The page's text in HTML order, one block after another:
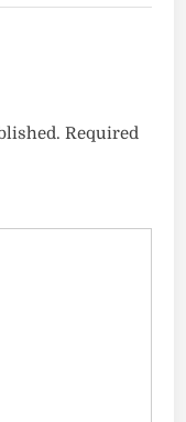
Required